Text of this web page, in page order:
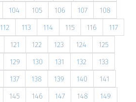
104 105 106 107
108
112 113 114 115 116
117
121 122 123 124
125
129 130 131 132
133
137 138 139 140
141
145 146 147 148
149